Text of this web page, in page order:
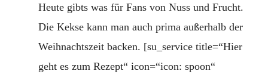
Cookies
für
Nuss-
Fans
Heute gibts was für Fans von Nuss und Frucht.
Die Kekse kann man auch prima außerhalb der
Weihnachtszeit backen. [su_service title=“Hier
geht es zum Rezept“ icon=“icon: spoon“